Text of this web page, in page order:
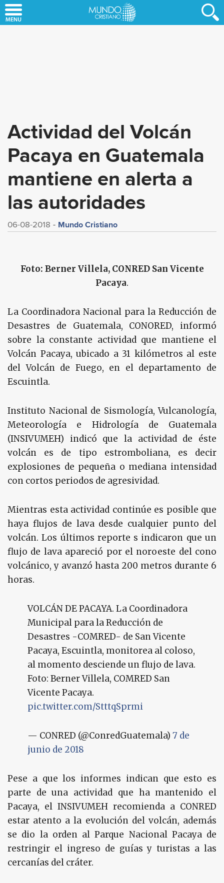
to
Actividad del Volcán
Pacaya en Guatemala
mantiene en alerta a
las autoridades
06-08-2018 Mundo Cristiano
Foto: Berner Villela, CONRED San Vicente
Pacaya.
La Coordinadora Nacional para la Reducción de
Desastres de Guatemala, CONORED, informó
sobre la constante actividad que mantiene el
Volcán Pacaya, ubicado a 31 kilómetros al este
del Volcán de Fuego, en el departamento de
Escuintla.
Instituto Nacional de Sismología, Vulcanología,
Meteorología e Hidrología de Guatemala
(INSIVUMEH) indicó que la actividad de éste
volcán es de tipo estromboliana, es decir
explosiones de pequeña o mediana intensidad
con cortos periodos de agresividad.
Mientras esta actividad continúe es posible que
haya flujos de lava desde cualquier punto del
volcán. Los últimos reporte s indicaron que un
flujo de lava apareció por el noroeste del cono
volcánico, y avanzó hasta 200 metros durante 6
horas.
VOLCÁN DE PACAYA. La Coordinadora
Municipal para la Reducción de
Desastres -COMRED- de San Vicente
Pacaya, Escuintla, monitorea al coloso,
al momento desciende un flujo de lava.
Foto: Berner Villela, COMRED San
Vicente Pacaya.
pic.twitter.com/StttqSprmi
— CONRED (@ConredGuatemala) 7 de
junio de 2018
Pese a que los informes indican que esto es
parte de una actividad que ha mantenido el
Pacaya, el INSIVUMEH recomienda a CONRED
estar atento a la evolución del volcán, además
se dio la orden al Parque Nacional Pacaya de
restringir el ingreso de guías y turistas a las
cercanías del cráter.